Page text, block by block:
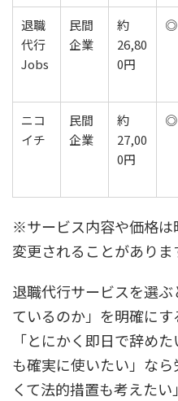
退職
代行
Jobs
民間
企業
約
26,80
0円
◎
ニコ
イチ
民間
企業
約
27,00
0円
◎
※サービス内容や価格は
変更されることがありま
退職代行サービスを選
ているのか」を明確にす
「とにかく即日で辞め
も確実に使いたい」な
くて法的措置も考えた